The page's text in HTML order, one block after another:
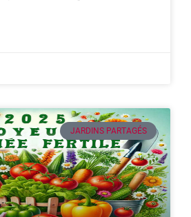
JARDINS PARTAGÉS